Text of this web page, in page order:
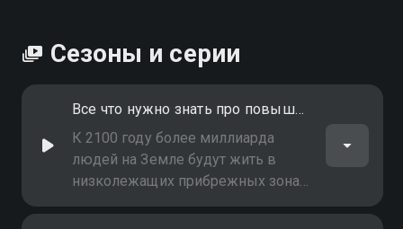
Сезоны и серии
Все что нужно знать про повышение уровня моря
К 2100 году более миллиарда
людей на Земле будут жить в
низколежащих прибрежных зонах,
и 70% из них - в юго-восточной